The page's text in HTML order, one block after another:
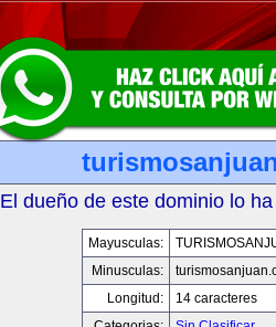
El dueño de este dominio lo
Mayusculas:
Minusculas:
Longitud:
14 caracteres